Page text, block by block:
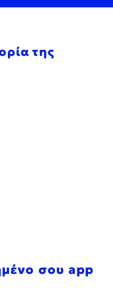
της
σου app